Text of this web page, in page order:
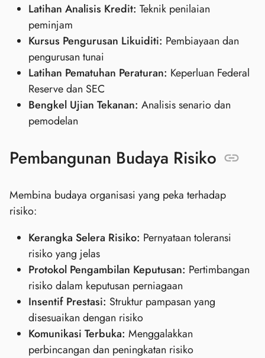
Latihan Analisis Kredit: Teknik penilaian
peminjam
Kursus Pengurusan Likuiditi: Pembiayaan dan
pengurusan tunai
Latihan Pematuhan Peraturan: Keperluan Federal
Reserve dan SEC
Bengkel Ujian Tekanan: Analisis senario dan
pemodelan
Pembangunan Budaya Risiko
Membina budaya organisasi yang peka terhadap
risiko:
Kerangka Selera Risiko: Pernyataan toleransi
risiko yang jelas
Protokol Pengambilan Keputusan: Pertimbangan
risiko dalam keputusan perniagaan
Insentif Prestasi: Struktur pampasan yang
disesuaikan dengan risiko
Komunikasi Terbuka: Menggalakkan
perbincangan dan peningkatan risiko